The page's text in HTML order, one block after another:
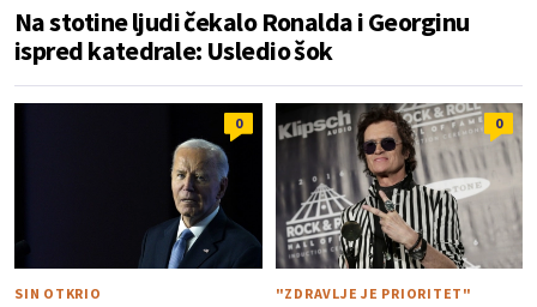
Na stotine ljudi čekalo Ronalda i Georginu
ispred katedrale: Usledio šok
0
SIN OTKRIO
0
"ZDRAVLJE JE PRIORITET"